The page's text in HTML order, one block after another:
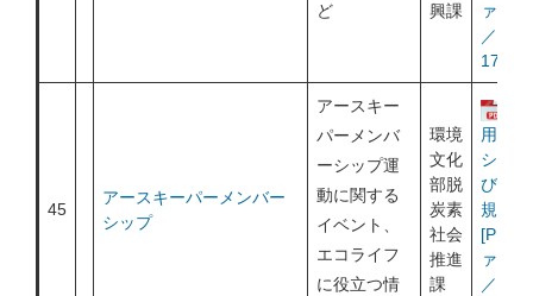
ど
興課
ァイル
／
45
アースキーパーメンバー
シップ
アースキー
パーメンバ
ーシップ運
動に関する
イベント、
エコライフ
に役立つ情
環境
文化
部脱
炭素
社会
推進
課
用ポリ
シー及
び利用
規約
[PDF
ァイル
／